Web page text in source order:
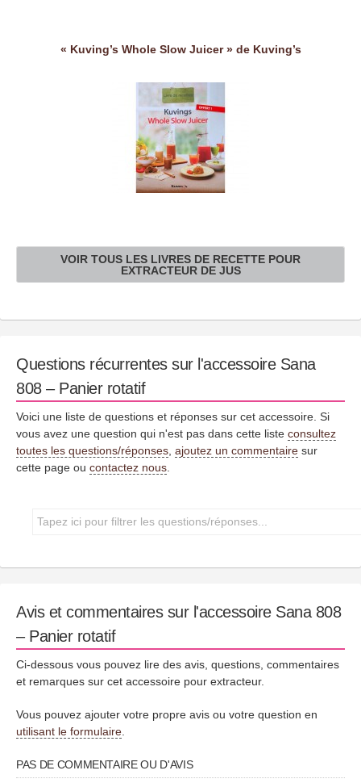
« Kuving’s Whole Slow Juicer » de Kuving’s
VOIR TOUS LES LIVRES DE RECETTE POUR
EXTRACTEUR DE JUS
Questions récurrentes sur l'accessoire Sana
808 – Panier rotatif
Voici une liste de questions et réponses sur cet accessoire. Si
vous avez une question qui n'est pas dans cette liste consultez
toutes les questions/réponses ajoutez un commentaire sur
cette page ou contactez nous
Avis et commentaires sur l'accessoire Sana 808
– Panier rotatif
Ci-dessous vous pouvez lire des avis, questions, commentaires
et remarques sur cet accessoire pour extracteur.
Vous pouvez ajouter votre propre avis ou votre question en
utilisant le formulaire
PAS DE COMMENTAIRE OU D'AVIS